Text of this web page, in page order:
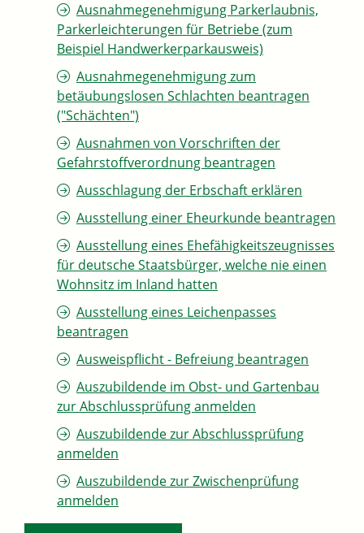
Ausnahmegenehmigung Parkerlaubnis,
Parkerleichterungen für Betriebe (zum
Beispiel Handwerkerparkausweis)
Ausnahmegenehmigung zum
betäubungslosen Schlachten beantragen
("Schächten")
Ausnahmen von Vorschriften der
Gefahrstoffverordnung beantragen
Ausschlagung der Erbschaft erklären
Ausstellung einer Eheurkunde beantragen
Ausstellung eines Ehefähigkeitszeugnisses
für deutsche Staatsbürger, welche nie einen
Wohnsitz im Inland hatten
Ausstellung eines Leichenpasses
beantragen
Ausweispflicht - Befreiung beantragen
Auszubildende im Obst- und Gartenbau
zur Abschlussprüfung anmelden
Auszubildende zur Abschlussprüfung
anmelden
Auszubildende zur Zwischenprüfung
anmelden